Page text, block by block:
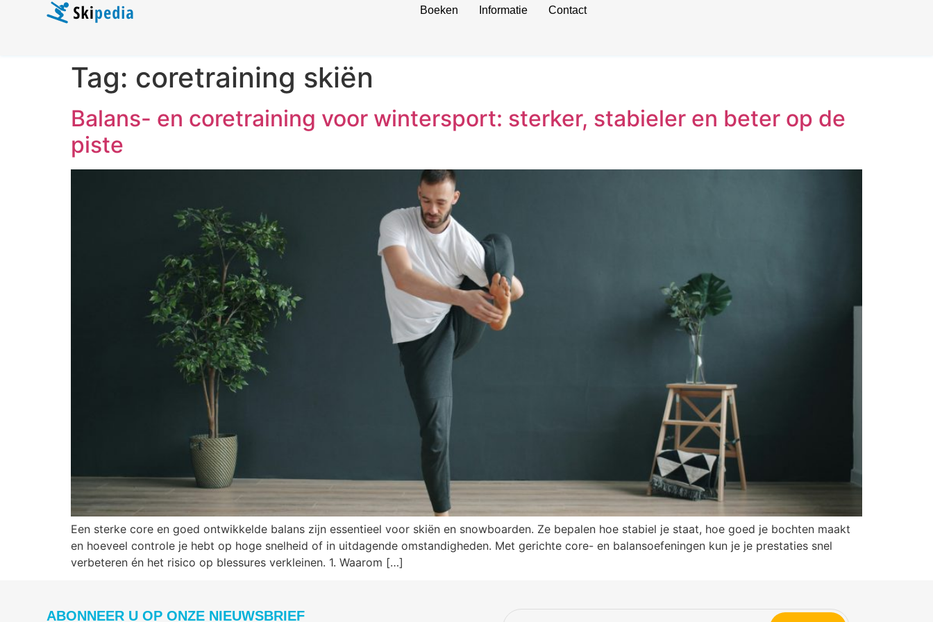
Boeken Informatie Contact
Tag: coretraining skiën
Balans- en coretraining voor wintersport: sterker, stabieler en beter op de
piste
Een sterke core en goed ontwikkelde balans zijn essentieel voor skiën en snowboarden. Ze bepalen hoe stabiel je staat, hoe goed je bochten maakt
en hoeveel controle je hebt op hoge snelheid of in uitdagende omstandigheden. Met gerichte core- en balansoefeningen kun je je prestaties snel
verbeteren én het risico op blessures verkleinen. 1. Waarom […]
ABONNEER U OP ONZE NIEUWSBRIEF